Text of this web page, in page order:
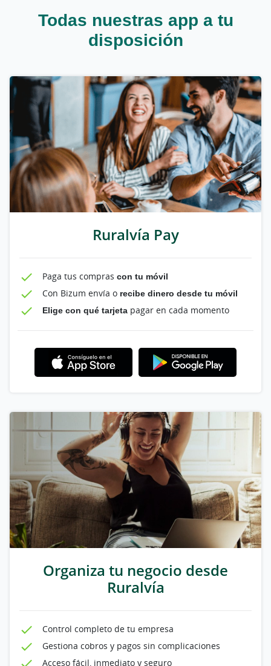
Todas nuestras app a tu
disposición
Ruralvía Pay
Paga tus compras con tu móvil
Con Bizum envía o recibe dinero desde tu móvil
Elige con qué tarjeta pagar en cada momento
Organiza tu negocio desde
Ruralvía
Control completo de tu empresa
Gestiona cobros y pagos sin complicaciones
Acceso fácil, inmediato y seguro